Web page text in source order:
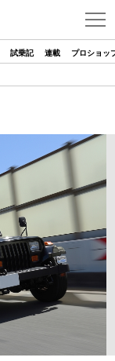
試乗記 連載 プロショッ